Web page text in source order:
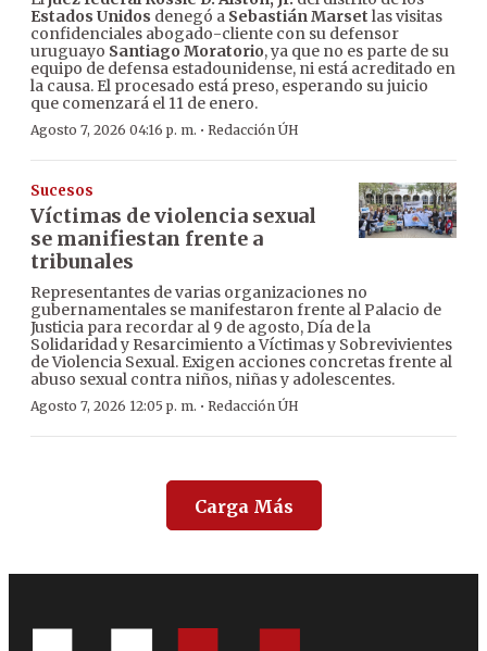
Estados Unidos denegó a Sebastián Marset las visitas
confidenciales abogado-cliente con su defensor
uruguayo Santiago Moratorio, ya que no es parte de su
equipo de defensa estadounidense, ni está acreditado en
la causa. El procesado está preso, esperando su juicio
que comenzará el 11 de enero.
Agosto 7, 2026 04:16 p. m. · Redacción ÚH
Sucesos
Víctimas de violencia sexual
se manifiestan frente a
tribunales
Representantes de varias organizaciones no
gubernamentales se manifestaron frente al Palacio de
Justicia para recordar al 9 de agosto, Día de la
Solidaridad y Resarcimiento a Víctimas y Sobrevivientes
de Violencia Sexual. Exigen acciones concretas frente al
abuso sexual contra niños, niñas y adolescentes.
Agosto 7, 2026 12:05 p. m. · Redacción ÚH
Carga Más